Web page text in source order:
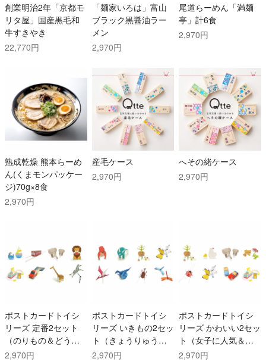
創業明治2年「京都モ
リタ屋」国産黒毛和
牛すきやき
22,770円
「麺家いろは」富山
ブラック黒醤油ラー
メン
2,970円
尾道らーめん「満麺
亭」計6食
2,970円
熟成乾燥 熊本らーめ
ん(くまモンパッケー
ジ)70g×8食
2,970円
産毛ケース
2,970円
へその緒ケース
2,970円
ポストカードトイシ
リーズ 定番2セット
（のりもの＆どうぶ
つセレクション）
2,970円
ポストカードトイシ
リーズ いきもの2セッ
ト（きょうりゅう＆
こんちゅうセレクシ
2,970円
ポストカードトイシ
リーズ かわいい2セッ
ト（女子に人気＆な
かよしセレクショ
2,970円